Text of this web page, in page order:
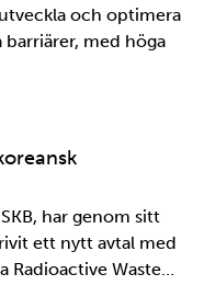
och optimera
med höga
har genom sitt
ett nytt avtal med
Radioactive Waste
så kallat